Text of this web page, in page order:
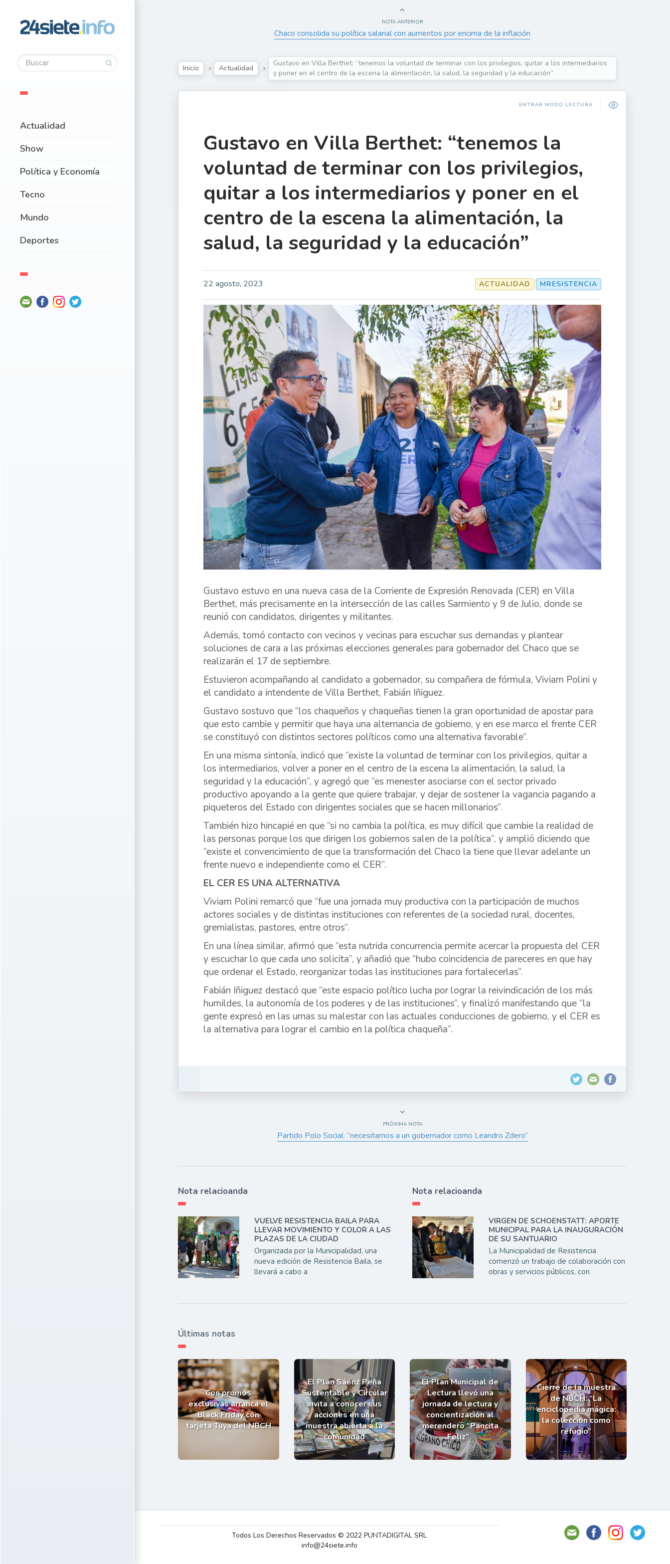
Actualidad
Show
Política y Economía
Tecno
Mundo
Deportes
NOTA ANTERIOR
Chaco consolida su política salarial con aumentos por encima de la inflación
Inicio Actualidad
Gustavo en Villa Berthet: “tenemos la voluntad de terminar con los privilegios, quitar a los intermediarios
y poner en el centro de la escena la alimentación, la salud, la seguridad y la educación”
ENTRAR MODO LECTURA
Gustavo en Villa Berthet: “tenemos la
voluntad de terminar con los privilegios,
quitar a los intermediarios y poner en el
centro de la escena la alimentación, la
salud, la seguridad y la educación”
22 agosto, 2023 MRESISTENCIA
ACTUALIDAD
Gustavo estuvo en una nueva casa de la Corriente de Expresión Renovada (CER) en Villa
Berthet, más precisamente en la intersección de las calles Sarmiento y 9 de Julio, donde se
reunió con candidatos, dirigentes y militantes.
Además, tomó contacto con vecinos y vecinas para escuchar sus demandas y plantear
soluciones de cara a las próximas elecciones generales para gobernador del Chaco que se
realizarán el 17 de septiembre.
Estuvieron acompañando al candidato a gobernador, su compañera de fórmula, Viviam Polini y
el candidato a intendente de Villa Berthet, Fabián Iñiguez.
Gustavo sostuvo que “los chaqueños y chaqueñas tienen la gran oportunidad de apostar para
que esto cambie y permitir que haya una alternancia de gobierno, y en ese marco el frente CER
se constituyó con distintos sectores políticos como una alternativa favorable”.
En una misma sintonía, indicó que “existe la voluntad de terminar con los privilegios, quitar a
los intermediarios, volver a poner en el centro de la escena la alimentación, la salud, la
seguridad y la educación”, y agregó que “es menester asociarse con el sector privado
productivo apoyando a la gente que quiere trabajar, y dejar de sostener la vagancia pagando a
piqueteros del Estado con dirigentes sociales que se hacen millonarios”.
También hizo hincapié en que “si no cambia la política, es muy difícil que cambie la realidad de
las personas porque los que dirigen los gobiernos salen de la política”, y amplió diciendo que
“existe el convencimiento de que la transformación del Chaco la tiene que llevar adelante un
frente nuevo e independiente como el CER”.
EL CER ES UNA ALTERNATIVA
Viviam Polini remarcó que “fue una jornada muy productiva con la participación de muchos
actores sociales y de distintas instituciones con referentes de la sociedad rural, docentes,
gremialistas, pastores, entre otros”.
En una línea similar, afirmó que “esta nutrida concurrencia permite acercar la propuesta del CER
y escuchar lo que cada uno solicita”, y añadió que “hubo coincidencia de pareceres en que hay
que ordenar el Estado, reorganizar todas las instituciones para fortalecerlas”.
Fabián Iñiguez destacó que “este espacio político lucha por lograr la reivindicación de los más
humildes, la autonomía de los poderes y de las instituciones”, y finalizó manifestando que “la
gente expresó en las urnas su malestar con las actuales conducciones de gobierno, y el CER es
la alternativa para lograr el cambio en la política chaqueña”.
PRÓXIMA NOTA
Partido Polo Social: “necesitamos a un gobernador como Leandro Zdero”
Nota relacioanda
VUELVE RESISTENCIA BAILA PARA
LLEVAR MOVIMIENTO Y COLOR A LAS
PLAZAS DE LA CIUDAD
Organizada por la Municipalidad, una
nueva edición de Resistencia Baila, se
llevará a cabo a
Nota relacioanda
VIRGEN DE SCHOENSTATT: APORTE
MUNICIPAL PARA LA INAUGURACIÓN
DE SU SANTUARIO
La Municipalidad de Resistencia
comenzó un trabajo de colaboración con
obras y servicios públicos, con
Últimas notas
Con promos
exclusivas arranca el
Black Friday con
tarjeta Tuya del NBCH
El Plan Sáenz Peña
Sustentable y Circular
invita a conocer sus
acciones en una
muestra abierta a la
comunidad
El Plan Municipal de
Lectura llevó una
jornada de lectura y
concientización al
merendero “Pancita
Feliz”
Cierre de la muestra
de NBCH: “La
enciclopedia mágica:
la colección como
refugio”
Todos Los Derechos Reservados © 2022 PUNTADIGITAL SRL
info@24siete.info